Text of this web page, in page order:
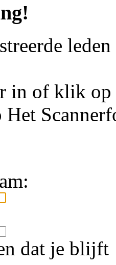
in of klik op
Het
dat je blijft